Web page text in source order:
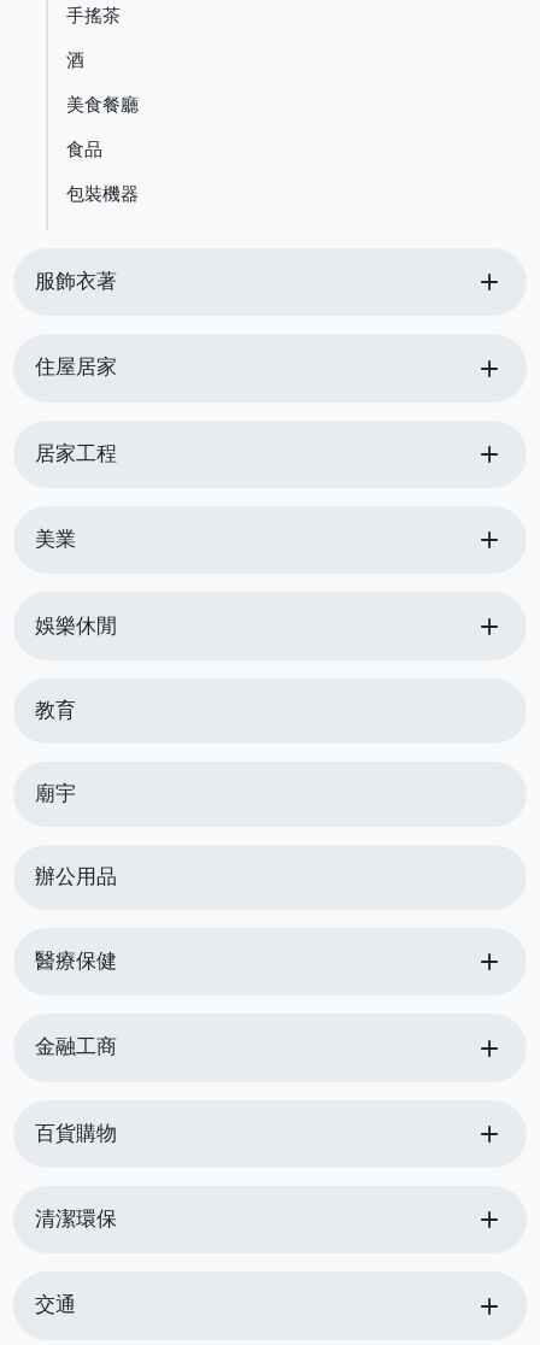
手搖茶
酒
美食餐廳
食品
包裝機器
服飾衣著 add
住屋居家 add
居家工程 add
美業 add
娛樂休閒 add
教育
廟宇
辦公用品
醫療保健 add
金融工商 add
百貨購物 add
清潔環保 add
交通 add